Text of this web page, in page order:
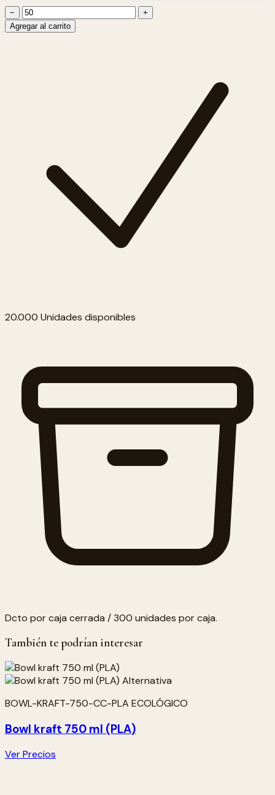
−
+
Agregar al carrito
20.000 Unidades disponibles
Dcto por caja cerrada / 300 unidades por caja.
También te podrían interesar
BOWL-KRAFT-750-CC-PLA ECOLÓGICO
Bowl kraft 750 ml (PLA)
Ver Precios